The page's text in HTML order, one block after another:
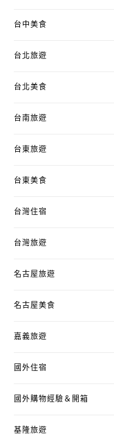
台中美食
台北旅遊
台北美食
台南旅遊
台東旅遊
台東美食
台灣住宿
台灣旅遊
名古屋旅遊
名古屋美食
嘉義旅遊
國外住宿
國外購物經驗＆開箱
基隆旅遊